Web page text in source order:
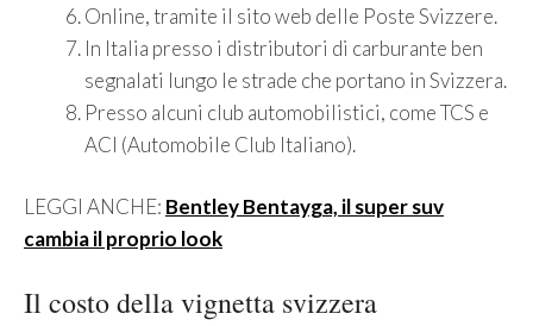
Online, tramite il sito web delle Poste Svizzere.
In Italia presso i distributori di carburante ben
segnalati lungo le strade che portano in Svizzera.
Presso alcuni club automobilistici, come TCS e
ACI (Automobile Club Italiano).
LEGGI ANCHE: Bentley Bentayga, il super suv
cambia il proprio look
Il costo della vignetta svizzera